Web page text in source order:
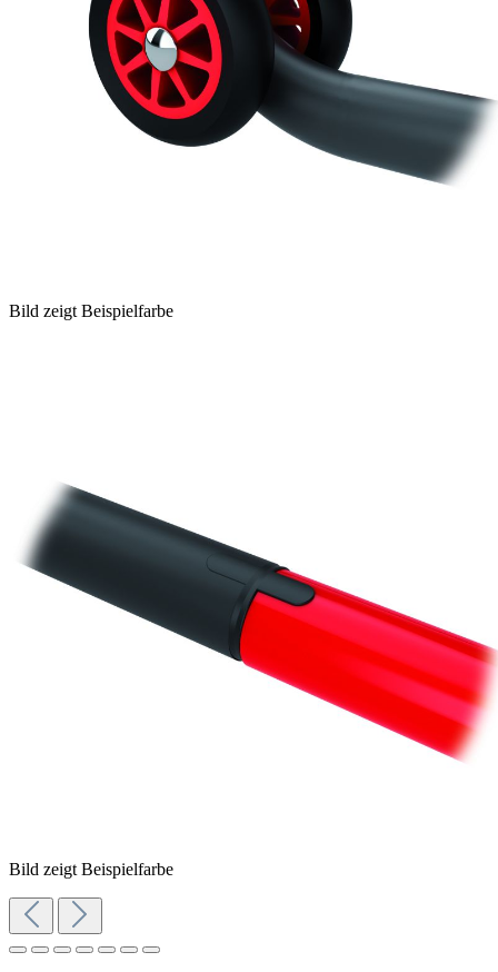
Bild zeigt Beispielfarbe
Bild zeigt Beispielfarbe